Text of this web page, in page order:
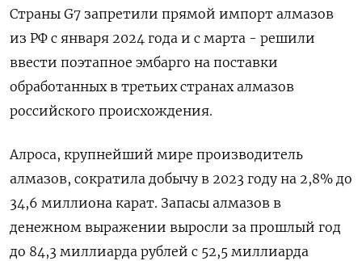
Страны G7 запретили прямой импорт алмазов
из РФ с января 2024 года и с марта - решили
ввести поэтапное эмбарго на поставки
обработанных в третьих странах алмазов
российского происхождения.
Алроса, крупнейший мире производитель
алмазов, сократила добычу в 2023 году на 2,8% до
34,6 миллиона карат. Запасы алмазов в
денежном выражении выросли за прошлый год
до 84,3 миллиарда рублей с 52,5 миллиарда